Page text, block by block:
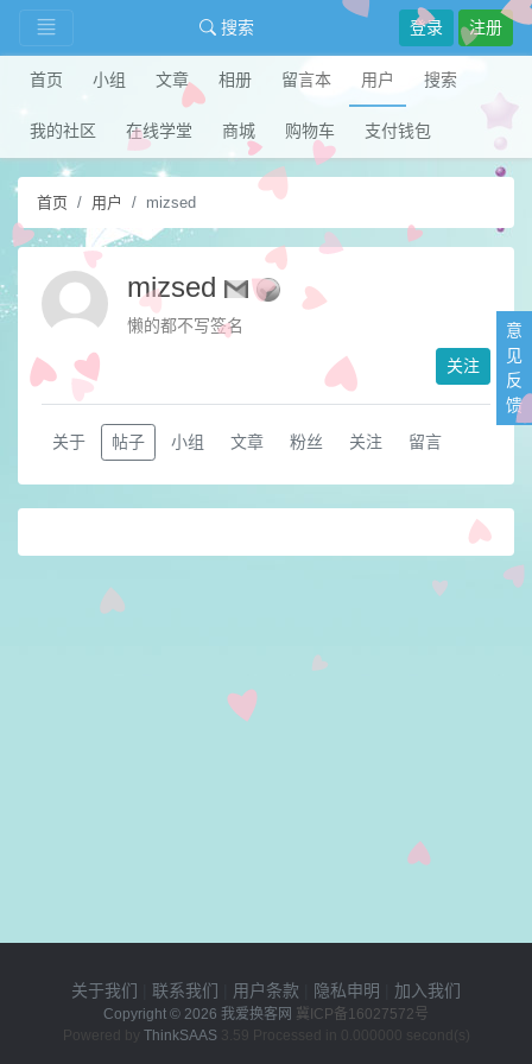
搜索 登录 注册
首页 小组 文章 相册 留言本 用户 搜索
我的社区 在线学堂 商城 购物车 支付钱包
首页 用户 mizsed
mizsed
懒的都不写签名
关注
关于 帖子 小组 文章 粉丝 关注 留言
关于我们 联系我们 用户条款 隐私申明 加入我们
Copyright © 2026 我爱换客网 冀ICP备16027572号
Powered by ThinkSAAS3.59 Processed in 0.000000 second(s)
意
见
反
馈